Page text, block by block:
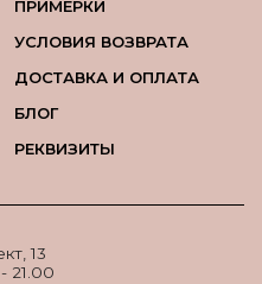
ПРИМЕРКИ
УСЛОВИЯ ВОЗВРАТА
ДОСТАВКА И ОПЛАТА
БЛОГ
РЕКВИЗИТЫ
13
21.00